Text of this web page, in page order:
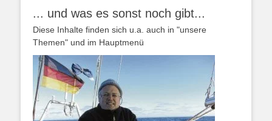
... und was es sonst noch gibt...
Diese Inhalte finden sich u.a. auch in "unsere
Themen" und im Hauptmenü